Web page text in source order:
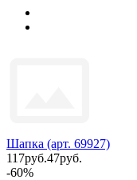
Шапка (арт. 69927)
117руб.47руб.
-60%